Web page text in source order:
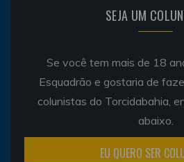
SEJA UM
Se você tem mais de 18
Esquadrão e gostaria de
colunistas do Torcidabahia,
abaixo.
EU QUERO SER